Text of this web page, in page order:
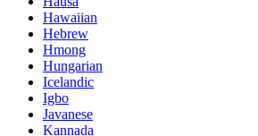
Hawaiian
Hebrew
Hmong
Hungarian
Icelandic
Igbo
Javanese
Kannada